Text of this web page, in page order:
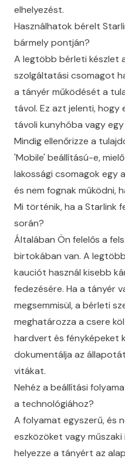
elhelyezést.
Használhatok bérelt
bármely pontján?
A legtöbb bérleti készlet
szolgáltatási csomagot
a tányér működését a
távol. Ez azt jelenti, hogy
távoli kunyhóba vagy
Mindig ellenőrizze a
'Mobile' beállítású-e,
lakossági csomagok egy
és nem fognak működni,
Mi történik, ha a Starlink
során?
Általában Ön felelős a
birtokában van. A
kauciót használ kisebb
fedezésére. Ha a tányér
megsemmisül, a bérleti
meghatározza a csere
hardvert és fényképeket
dokumentálja az
vitákat.
Nehéz a beállítási
a technológiához?
A folyamat egyszerű, és
eszközöket vagy
helyezze a tányért az